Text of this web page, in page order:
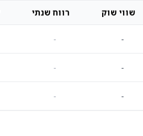
שווי שוק רווח שנתי
-
-
-
-
-
-